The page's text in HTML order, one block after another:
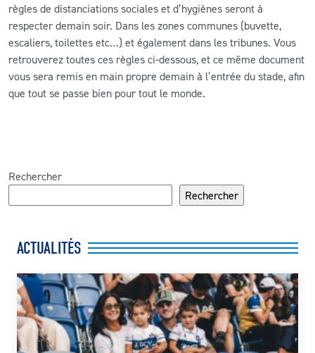
règles de distanciations sociales et d’hygiènes seront à
respecter demain soir. Dans les zones communes (buvette,
escaliers, toilettes etc…) et également dans les tribunes. Vous
retrouverez toutes ces règles ci-dessous, et ce même document
vous sera remis en main propre demain à l’entrée du stade, afin
que tout se passe bien pour tout le monde.
Rechercher
Rechercher
ACTUALITÉS